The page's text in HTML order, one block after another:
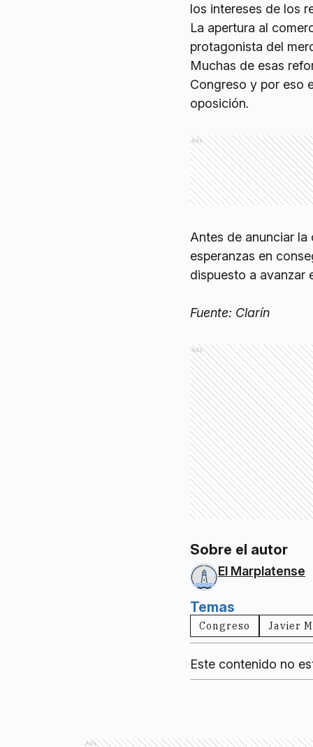
los intereses de los
La apertura al
protagonista del
Muchas de esas
Congreso y por eso
oposición.
Ads
Antes de anunciar
esperanzas en
dispuesto a avanzar
Fuente: Clarín
Ads
Sobre el autor
El Marplatense
Temas
Congreso Javier
Este contenido no
Ads